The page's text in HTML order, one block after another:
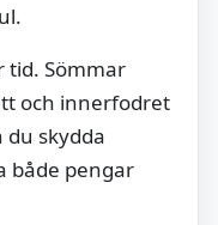
tid. Sömmar
och innerfodret
skydda
både pengar